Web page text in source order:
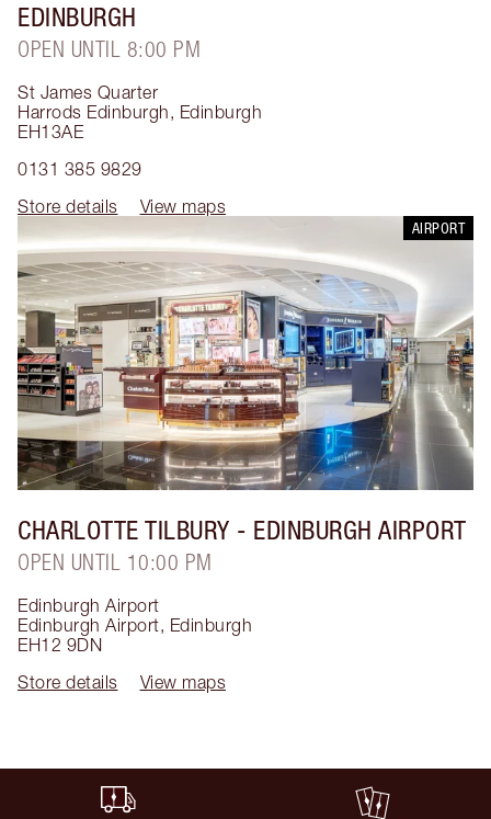
EDINBURGH
OPEN UNTIL 8:00 PM
St James Quarter
Harrods Edinburgh, Edinburgh
EH13AE
0131 385 9829
Store details
View maps
AIRPORT
CHARLOTTE TILBURY - EDINBURGH AIRPORT
OPEN UNTIL 10:00 PM
Edinburgh Airport
Edinburgh Airport, Edinburgh
EH12 9DN
Store details
View maps